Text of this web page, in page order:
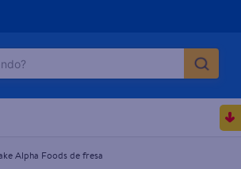
Alpha Foods de fresa
BUSCADOS